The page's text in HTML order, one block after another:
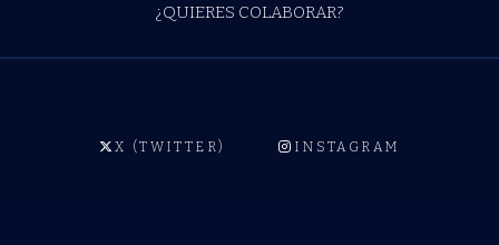
¿QUIERES COLABORAR?
X (TWITTER) INSTAGRAM